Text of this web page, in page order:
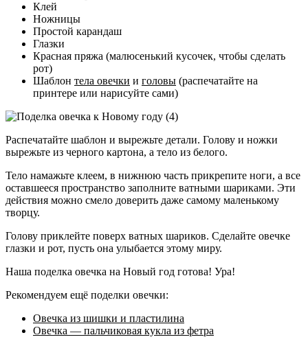
Клей
Ножницы
Простой карандаш
Глазки
Красная пряжа (малюсенький кусочек, чтобы сделать
рот)
Шаблон тела овечки и головы (распечатайте на
принтере или нарисуйте сами)
Распечатайте шаблон и вырежьте детали. Голову и ножки
вырежьте из черного картона, а тело из белого.
Тело намажьте клеем, в нижнюю часть прикрепите ноги, а все
оставшееся пространство заполните ватными шариками. Эти
действия можно смело доверить даже самому маленькому
творцу.
Голову приклейте поверх ватных шариков. Сделайте овечке
глазки и рот, пусть она улыбается этому миру.
Наша поделка овечка на Новый год готова! Ура!
Рекомендуем ещё поделки овечки:
Овечка из шишки и пластилина
Овечка — пальчиковая кукла из фетра